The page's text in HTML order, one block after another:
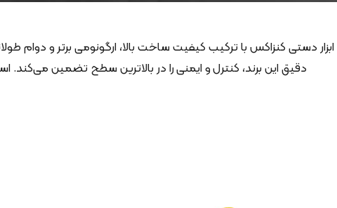
ابزار دستی کنزاکس با ترکیب کیفیت ساخت بالا، ارگونومی برتر و
دقیق این برند، کنترل و ایمنی را در بالاترین سطح تضمین